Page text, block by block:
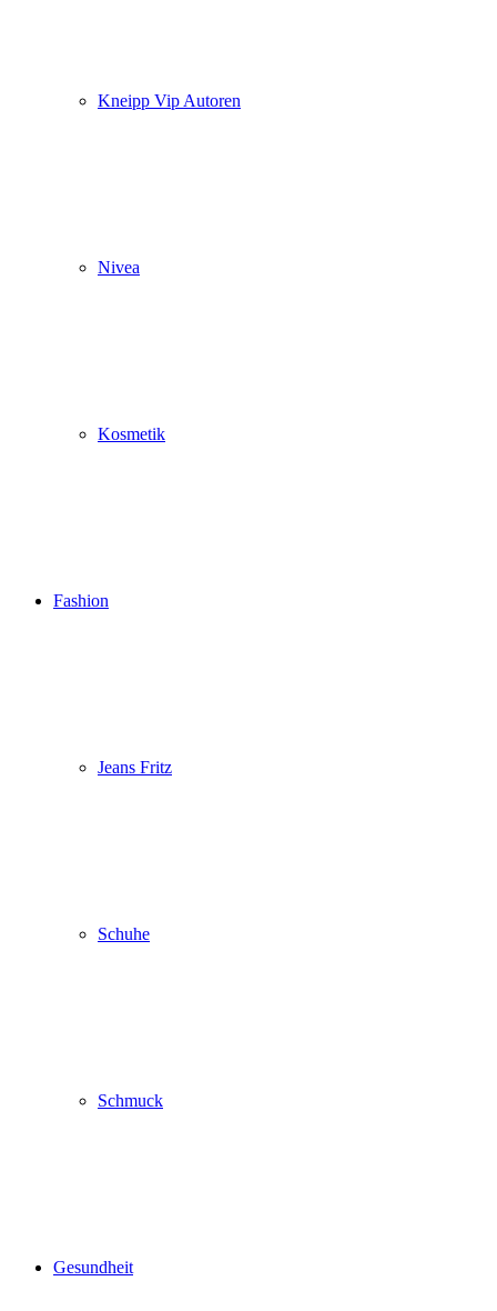
Kneipp Vip Autoren
Nivea
Kosmetik
Fashion
Jeans Fritz
Schuhe
Schmuck
Gesundheit